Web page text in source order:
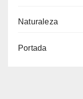
Naturaleza
Portada